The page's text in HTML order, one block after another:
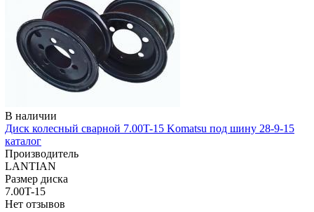
В наличии
Диск колесный сварной 7.00T-15 Komatsu под шину 28-9-15
каталог
Производитель
LANTIAN
Размер диска
7.00T-15
Нет отзывов